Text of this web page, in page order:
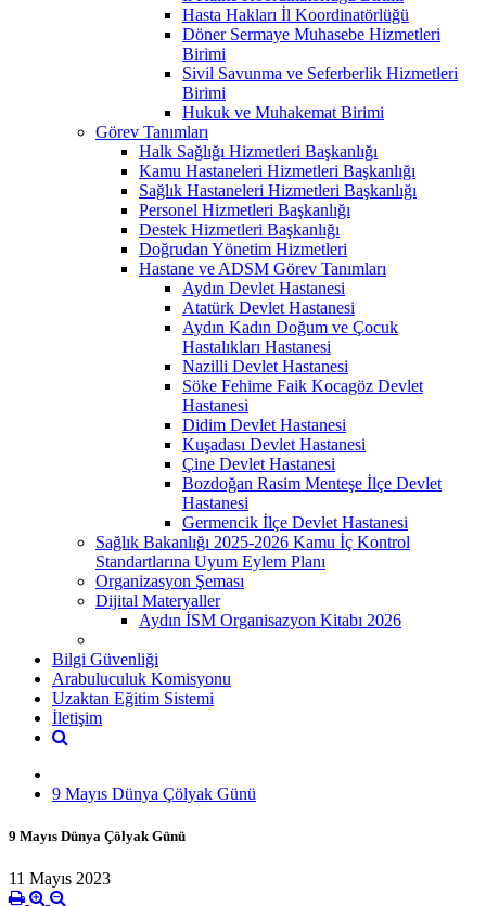
Hasta Hakları İl Koordinatörlüğü
Döner Sermaye Muhasebe Hizmetleri
Birimi
Sivil Savunma ve Seferberlik Hizmetleri
Birimi
Hukuk ve Muhakemat Birimi
Görev Tanımları
Halk Sağlığı Hizmetleri Başkanlığı
Kamu Hastaneleri Hizmetleri Başkanlığı
Sağlık Hastaneleri Hizmetleri Başkanlığı
Personel Hizmetleri Başkanlığı
Destek Hizmetleri Başkanlığı
Doğrudan Yönetim Hizmetleri
Hastane ve ADSM Görev Tanımları
Aydın Devlet Hastanesi
Atatürk Devlet Hastanesi
Aydın Kadın Doğum ve Çocuk
Hastalıkları Hastanesi
Nazilli Devlet Hastanesi
Söke Fehime Faik Kocagöz Devlet
Hastanesi
Didim Devlet Hastanesi
Kuşadası Devlet Hastanesi
Çine Devlet Hastanesi
Bozdoğan Rasim Menteşe İlçe Devlet
Hastanesi
Germencik İlçe Devlet Hastanesi
Sağlık Bakanlığı 2025-2026 Kamu İç Kontrol
Standartlarına Uyum Eylem Planı
Organizasyon Şeması
Dijital Materyaller
Aydın İSM Organisazyon Kitabı 2026
Bilgi Güvenliği
Arabuluculuk Komisyonu
Uzaktan Eğitim Sistemi
İletişim
9 Mayıs Dünya Çölyak Günü
9 Mayıs Dünya Çölyak Günü
11 Mayıs 2023